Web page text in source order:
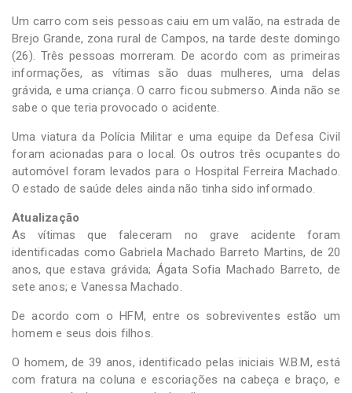
Um carro com seis pessoas caiu em um valão, na estrada de
Brejo Grande, zona rural de Campos, na tarde deste domingo
(26). Três pessoas morreram. De acordo com as primeiras
informações, as vítimas são duas mulheres, uma delas
grávida, e uma criança. O carro ficou submerso. Ainda não se
sabe o que teria provocado o acidente.
Uma viatura da Polícia Militar e uma equipe da Defesa Civil
foram acionadas para o local. Os outros três ocupantes do
automóvel foram levados para o Hospital Ferreira Machado.
O estado de saúde deles ainda não tinha sido informado.
Atualização
As vítimas que faleceram no grave acidente foram
identificadas como Gabriela Machado Barreto Martins, de 20
anos, que estava grávida; Ágata Sofia Machado Barreto, de
sete anos; e Vanessa Machado.
De acordo com o HFM, entre os sobreviventes estão um
homem e seus dois filhos.
O homem, de 39 anos, identificado pelas iniciais W.B.M, está
com fratura na coluna e escoriações na cabeça e braço, e